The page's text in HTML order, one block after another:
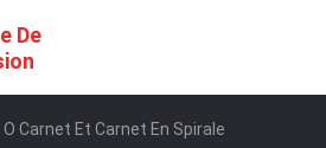
De
Carnet Et Carnet En Spirale